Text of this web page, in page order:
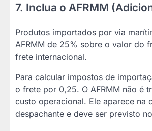
7. Inclua o AFRMM
Produtos importados por via
AFRMM de 25% sobre o valor do
frete internacional.
Para calcular impostos de
o frete por 0,25. O AFRMM não é
custo operacional. Ele aparece na
despachante e deve ser previsto